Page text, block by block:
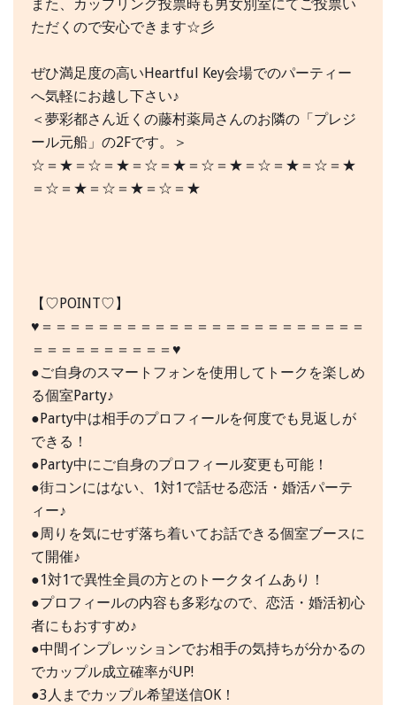
また、カップリング投票時も男女別室にてご投票い
ただくので安心できます☆彡
ぜひ満足度の高いHeartful Key会場でのパーティー
へ気軽にお越し下さい♪
＜夢彩都さん近くの藤村薬局さんのお隣の「プレジ
ール元船」の2Fです。＞
☆＝★＝☆＝★＝☆＝★＝☆＝★＝☆＝★＝☆＝★
＝☆＝★＝☆＝★＝☆＝★
【♡POINT♡】
♥＝＝＝＝＝＝＝＝＝＝＝＝＝＝＝＝＝＝＝＝＝＝＝
＝＝＝＝＝＝＝＝＝＝♥
●ご自身のスマートフォンを使用してトークを楽しめ
る個室Party♪
●Party中は相手のプロフィールを何度でも見返しが
できる！
●Party中にご自身のプロフィール変更も可能！
●街コンにはない、1対1で話せる恋活・婚活パーテ
ィー♪
●周りを気にせず落ち着いてお話できる個室ブースに
て開催♪
●1対1で異性全員の方とのトークタイムあり！
●プロフィールの内容も多彩なので、恋活・婚活初心
者にもおすすめ♪
●中間インプレッションでお相手の気持ちが分かるの
でカップル成立確率がUP!
●3人までカップル希望送信OK！